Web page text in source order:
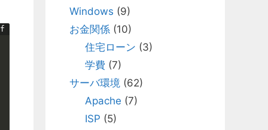
Windows (9)
お金関係 (10)
住宅ローン (3)
学費(7)
サーバ環境 (62)
Apache (7)
ISP (5)